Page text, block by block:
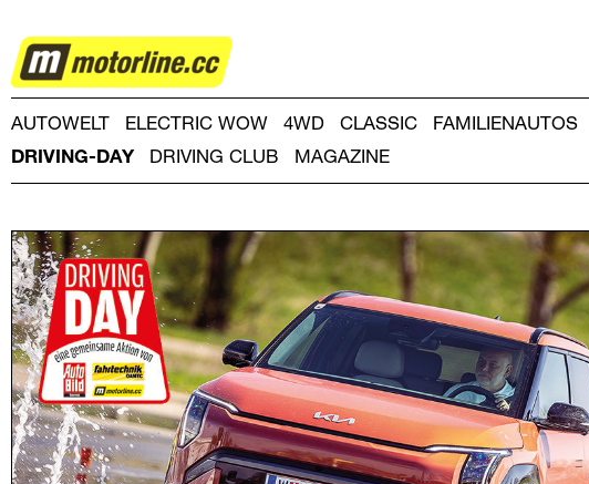
DRIVING-
DAY
AUTOWELT ELECTRIC WOW 4WD CLASSIC FAMILIENAUTOS
DRIVING-DAY
DRIVING CLUB MAGAZINE